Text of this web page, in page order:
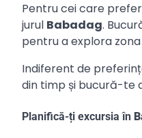
Pentru cei care
jurul Babadag.
pentru a explora
Indiferent de
din timp și bucură-te
Planifică-ți excursia în